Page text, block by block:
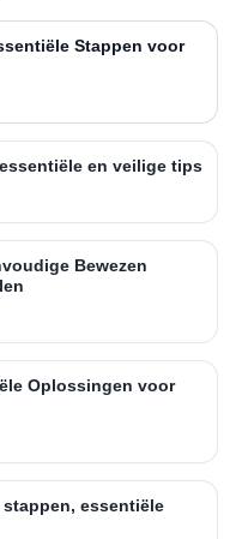
Stappen voor
en veilige tips
Bewezen
Oplossingen voor
stappen, essentiële